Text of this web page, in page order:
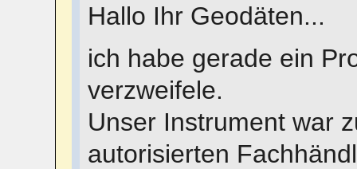
Hallo Ihr Geodäten...
ich habe gerade ein
verzweifele.
Unser Instrument war
autorisierten